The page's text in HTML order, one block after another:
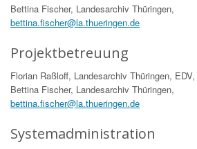
Bettina Fischer, Landesarchiv Thüringen,
bettina.fischer@la.thueringen.de
Projektbetreuung
Florian Raßloff, Landesarchiv Thüringen, EDV,
Bettina Fischer, Landesarchiv Thüringen,
bettina.fischer@la.thueringen.de
Systemadministration